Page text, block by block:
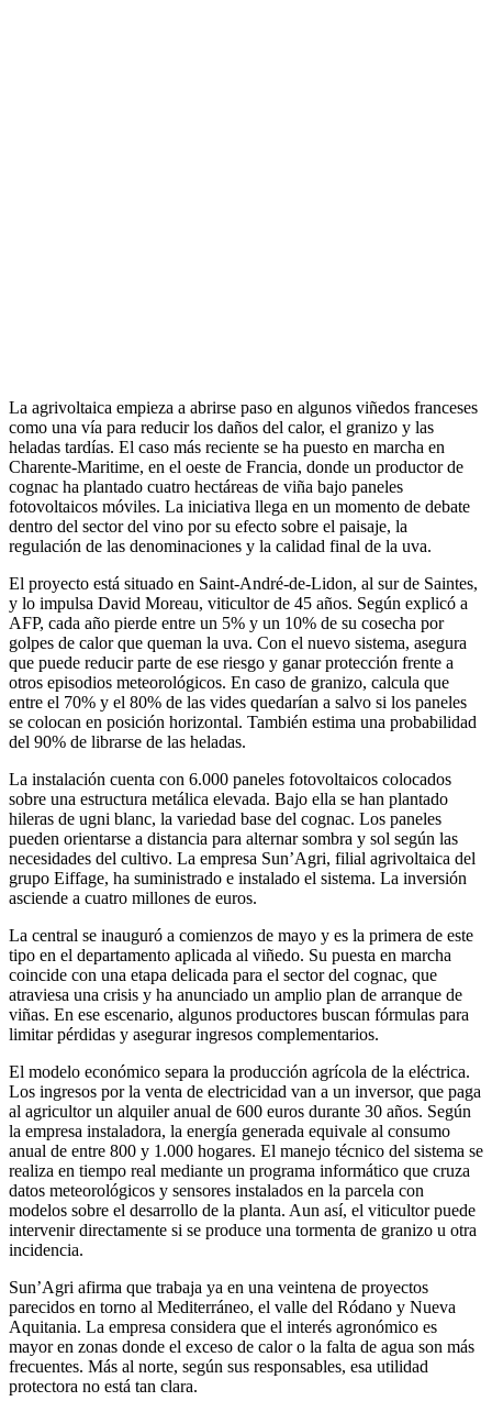
La agrivoltaica empieza a abrirse paso en algunos viñedos franceses
como una vía para reducir los daños del calor, el granizo y las
heladas tardías. El caso más reciente se ha puesto en marcha en
Charente-Maritime, en el oeste de Francia, donde un productor de
cognac ha plantado cuatro hectáreas de viña bajo paneles
fotovoltaicos móviles. La iniciativa llega en un momento de debate
dentro del sector del vino por su efecto sobre el paisaje, la
regulación de las denominaciones y la calidad final de la uva.
El proyecto está situado en Saint-André-de-Lidon, al sur de Saintes,
y lo impulsa David Moreau, viticultor de 45 años. Según explicó a
AFP, cada año pierde entre un 5% y un 10% de su cosecha por
golpes de calor que queman la uva. Con el nuevo sistema, asegura
que puede reducir parte de ese riesgo y ganar protección frente a
otros episodios meteorológicos. En caso de granizo, calcula que
entre el 70% y el 80% de las vides quedarían a salvo si los paneles
se colocan en posición horizontal. También estima una probabilidad
del 90% de librarse de las heladas.
La instalación cuenta con 6.000 paneles fotovoltaicos colocados
sobre una estructura metálica elevada. Bajo ella se han plantado
hileras de ugni blanc, la variedad base del cognac. Los paneles
pueden orientarse a distancia para alternar sombra y sol según las
necesidades del cultivo. La empresa Sun’Agri, filial agrivoltaica del
grupo Eiffage, ha suministrado e instalado el sistema. La inversión
asciende a cuatro millones de euros.
La central se inauguró a comienzos de mayo y es la primera de este
tipo en el departamento aplicada al viñedo. Su puesta en marcha
coincide con una etapa delicada para el sector del cognac, que
atraviesa una crisis y ha anunciado un amplio plan de arranque de
viñas. En ese escenario, algunos productores buscan fórmulas para
limitar pérdidas y asegurar ingresos complementarios.
El modelo económico separa la producción agrícola de la eléctrica.
Los ingresos por la venta de electricidad van a un inversor, que paga
al agricultor un alquiler anual de 600 euros durante 30 años. Según
la empresa instaladora, la energía generada equivale al consumo
anual de entre 800 y 1.000 hogares. El manejo técnico del sistema se
realiza en tiempo real mediante un programa informático que cruza
datos meteorológicos y sensores instalados en la parcela con
modelos sobre el desarrollo de la planta. Aun así, el viticultor puede
intervenir directamente si se produce una tormenta de granizo u otra
incidencia.
Sun’Agri afirma que trabaja ya en una veintena de proyectos
parecidos en torno al Mediterráneo, el valle del Ródano y Nueva
Aquitania. La empresa considera que el interés agronómico es
mayor en zonas donde el exceso de calor o la falta de agua son más
frecuentes. Más al norte, según sus responsables, esa utilidad
protectora no está tan clara.